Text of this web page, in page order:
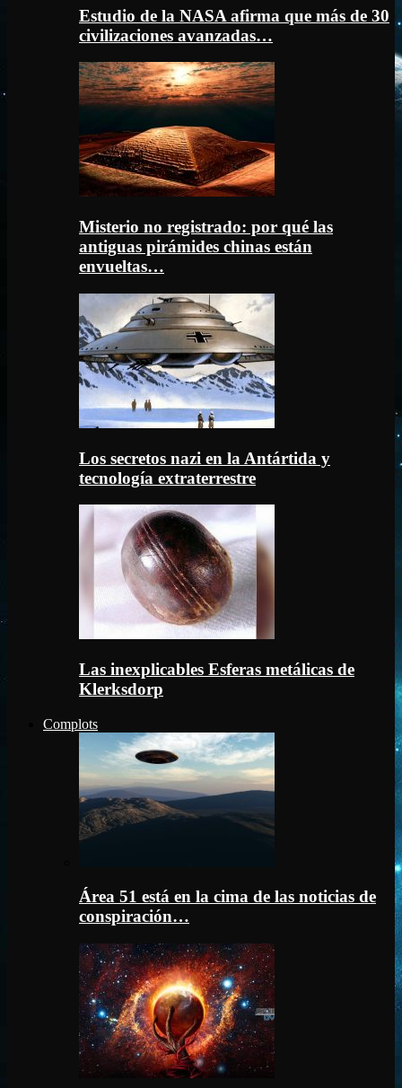
Estudio de la NASA afirma que más de 30
civilizaciones avanzadas…
Misterio no registrado: por qué las
antiguas pirámides chinas están
envueltas…
Los secretos nazi en la Antártida y
tecnología extraterrestre
Las inexplicables Esferas metálicas de
Klerksdorp
Complots
Área 51 está en la cima de las noticias de
conspiración…